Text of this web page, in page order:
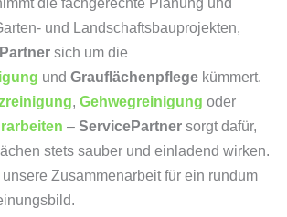
und Landschaftsbauprojekten,
sich um die
und Grauflächenpflege kümmert.
, Gehwegreinigung oder
– ServicePartner sorgt dafür,
stets sauber und einladend wirken.
Zusammenarbeit für ein rundum